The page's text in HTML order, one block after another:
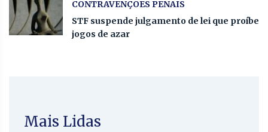
CONTRAVENÇÕES PENAIS
STF suspende julgamento de lei que proíbe
jogos de azar
Mais Lidas